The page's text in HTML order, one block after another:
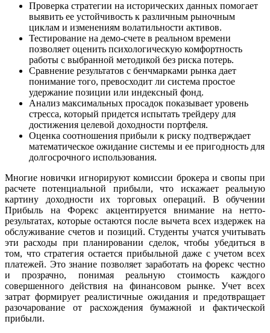
Проверка стратегии на исторических данных помогает
выявить ее устойчивость к различным рыночным
циклам и изменениям волатильности активов.
Тестирование на демо-счете в реальном времени
позволяет оценить психологическую комфортность
работы с выбранной методикой без риска потерь.
Сравнение результатов с бенчмарками рынка дает
понимание того, превосходит ли система простое
удержание позиции или индексный фонд.
Анализ максимальных просадок показывает уровень
стресса, который придется испытать трейдеру для
достижения целевой доходности портфеля.
Оценка соотношения прибыли к риску подтверждает
математическое ожидание системы и ее пригодность для
долгосрочного использования.
Многие новички игнорируют комиссии брокера и свопы при
расчете потенциальной прибыли, что искажает реальную
картину доходности их торговых операций. В обучении
Прибыль на Форекс акцентируется внимание на нетто-
результатах, которые остаются после вычета всех издержек на
обслуживание счетов и позиций. Студенты учатся учитывать
эти расходы при планировании сделок, чтобы убедиться в
том, что стратегия остается прибыльной даже с учетом всех
платежей. Это знание позволяет заработать на форекс честно
и прозрачно, понимая реальную стоимость каждого
совершенного действия на финансовом рынке. Учет всех
затрат формирует реалистичные ожидания и предотвращает
разочарование от расхождения бумажной и фактической
прибыли.